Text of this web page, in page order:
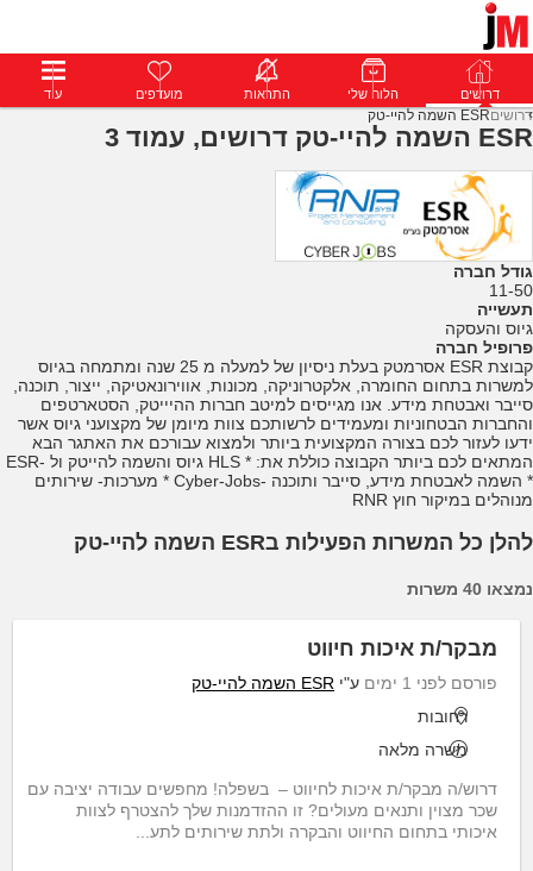
דרושים פרופילים הודעות פרימיום דרושים הלוח שלי התראות מועדפים עוד
דרושיםESR השמה להיי-טק
ESR השמה להיי-טק דרושים, עמוד 3
גודל חברה
11-50
תעשייה
גיוס והעסקה
פרופיל חברה
קבוצת ESR אסרמטק בעלת ניסיון של למעלה מ 25 שנה ומתמחה בגיוס
למשרות בתחום החומרה, אלקטרוניקה, מכונות, אווירונאטיקה, ייצור, תוכנה,
סייבר ואבטחת מידע. אנו מגייסים למיטב חברות ההיייטק, הסטארטפים
והחברות הבטחוניות ומעמידים לרשותכם צוות מיומן של מקצועני גיוס אשר
ידעו לעזור לכם בצורה המקצועית ביותר ולמצוא עבורכם את האתגר הבא
המתאים לכם ביותר הקבוצה כוללת את: * HLS גיוס והשמה להייטק ול -ESR
* השמה לאבטחת מידע, סייבר ותוכנה -Cyber-Jobs * מערכות- שירותים
מנוהלים במיקור חוץ RNR
להלן כל המשרות הפעילות בESR השמה להיי-טק
נמצאו 40 משרות
מבקר/ת איכות חיווט
פורסם לפני 1 ימים ע"י ESR השמה להיי-טק
רחובות
משרה מלאה
דרוש/ה מבקר/ת איכות לחיווט – בשפלה! מחפשים עבודה יציבה עם
שכר מצוין ותנאים מעולים? זו ההזדמנות שלך להצטרף לצוות
איכותי בתחום החיווט והבקרה ולתת שירותים לתע...